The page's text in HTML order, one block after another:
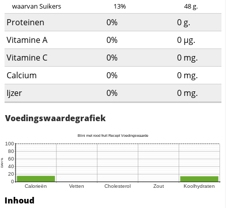
waarvan Suikers 13% 48g.
Proteinen 0% 0 g.
Vitamine A
0% 0 µg.
Vitamine C
0% 0 mg.
Calcium
0% 0 mg.
Ijzer
0% 0 mg.
Voedingswaardegrafiek
Inhoud